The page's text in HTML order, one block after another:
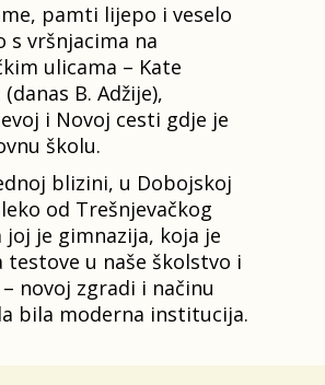
pamti lijepo i veselo
s vršnjacima na
ulicama – Kate
B. Adžije),
i Novoj cesti gdje je
školu.
blizini, u Dobojskoj
od Trešnjevačkog
joj je gimnazija, koja je
testove u naše školstvo i
novoj zgradi i načinu
bila moderna institucija.